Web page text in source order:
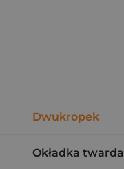
Dwukropek
Okładka twarda